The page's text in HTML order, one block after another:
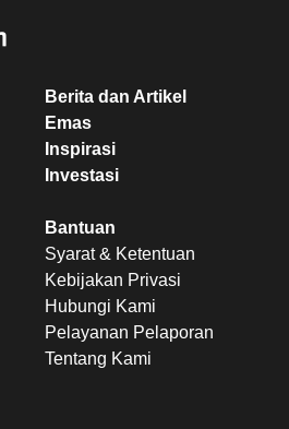
Berita dan Artikel
Emas
Inspirasi
Investasi
Bantuan
Syarat & Ketentuan
Kebijakan Privasi
Hubungi Kami
Pelayanan Pelaporan
Tentang Kami